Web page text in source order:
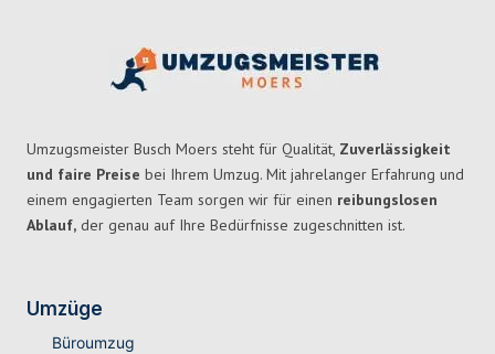
Umzugsmeister Busch Moers steht für Qualität, Zuverlässigkeit
und faire Preise bei Ihrem Umzug. Mit jahrelanger Erfahrung und
einem engagierten Team sorgen wir für einen reibungslosen
Ablauf, der genau auf Ihre Bedürfnisse zugeschnitten ist.
Umzüge
Büroumzug